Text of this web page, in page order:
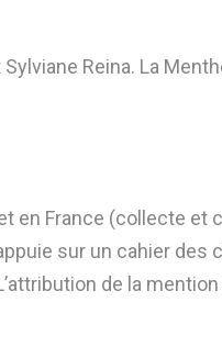
Reina. La
en France (collecte et
sur un cahier
de la